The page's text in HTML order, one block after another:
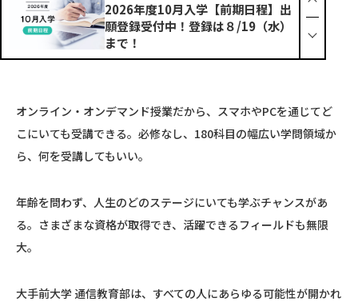
2026年度10月入学【前期日程】出
願登録受付中！登録は８/19（水）
まで！
ンライン入学説明会（LIVE）
7/31【現役大学生】
16時に開催中！
オンライン・オンデマンド授業だから、 スマホやPCを通じてど
こにいても受講できる。 必修なし、180科目の幅広い学問領域か
ら、 何を受講してもいい。
年齢を問わず、人生のどのステージにいても学ぶチャンスがあ
る。 さまざまな資格が取得でき、 活躍できるフィールドも無限
大。
大手前大学 通信教育部は、すべての人にあらゆる可能性が開かれ